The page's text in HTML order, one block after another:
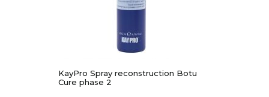
KayPro Spray reconstruction Botu
Cure phase 2